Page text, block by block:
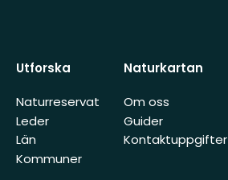
Utforska
Naturreservat
Leder
Län
Kommuner
Naturkartan
Om oss
Guider
Kontaktuppgifter